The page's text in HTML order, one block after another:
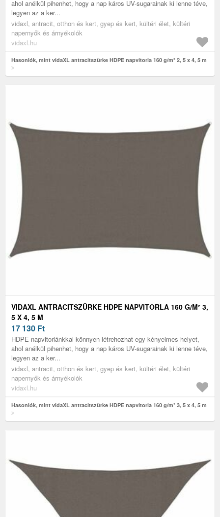
ahol anélkül pihenhet, hogy a nap káros UV-sugarainak ki lenne téve,
legyen az a ker...
vidaxl, antracit, otthon és kert, gyep és kert, kültéri élet, kültéri
napernyők és árnyékolók
vidaxl.hu
Hasonlók, mint vidaXL antracitszürke HDPE napvitorla 160 g/m² 2, 5 x 4, 5 m
VIDAXL ANTRACITSZÜRKE HDPE NAPVITORLA 160 G/M² 3,
5 X 4, 5 M
17 130 Ft
HDPE napvitorlánkkal könnyen létrehozhat egy kényelmes helyet,
ahol anélkül pihenhet, hogy a nap káros UV-sugarainak ki lenne téve,
legyen az a ker...
vidaxl, antracit, otthon és kert, gyep és kert, kültéri élet, kültéri
napernyők és árnyékolók
vidaxl.hu
Hasonlók, mint vidaXL antracitszürke HDPE napvitorla 160 g/m² 3, 5 x 4, 5 m